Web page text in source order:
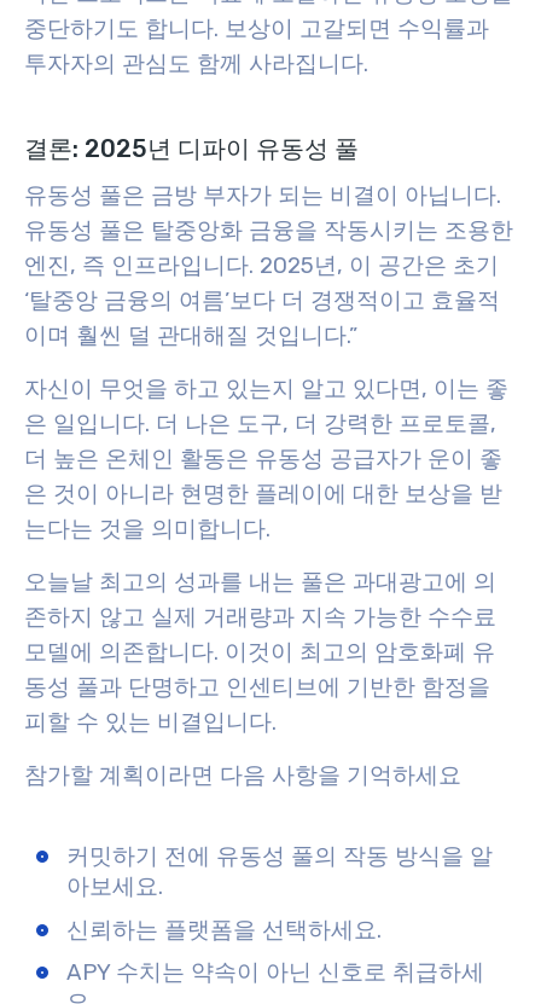
중단하기도 합니다. 보상이 고갈되면 수익률과
투자자의 관심도 함께 사라집니다.
결론: 2025년 디파이 유동성 풀
유동성 풀은 금방 부자가 되는 비결이 아닙니다.
유동성 풀은 탈중앙화 금융을 작동시키는 조용한
엔진, 즉 인프라입니다. 2025년, 이 공간은 초기
‘탈중앙 금융의 여름’보다 더 경쟁적이고 효율적
이며 훨씬 덜 관대해질 것입니다.”
자신이 무엇을 하고 있는지 알고 있다면, 이는 좋
은 일입니다. 더 나은 도구, 더 강력한 프로토콜,
더 높은 온체인 활동은 유동성 공급자가 운이 좋
은 것이 아니라 현명한 플레이에 대한 보상을 받
는다는 것을 의미합니다.
오늘날 최고의 성과를 내는 풀은 과대광고에 의
존하지 않고 실제 거래량과 지속 가능한 수수료
모델에 의존합니다. 이것이 최고의 암호화폐 유
동성 풀과 단명하고 인센티브에 기반한 함정을
피할 수 있는 비결입니다.
참가할 계획이라면 다음 사항을 기억하세요
커밋하기 전에 유동성 풀의 작동 방식을 알
아보세요.
신뢰하는 플랫폼을 선택하세요.
APY 수치는 약속이 아닌 신호로 취급하세